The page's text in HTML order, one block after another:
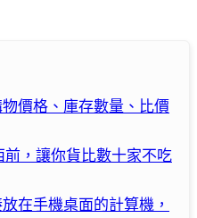
價格、庫存數量、比價
前，讓你貨比數十家不吃
在手機桌面的計算機，